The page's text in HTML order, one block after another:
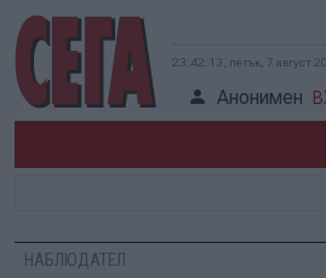
23:42:13, петък, 7 август
Анонимен
НАБЛЮДАТЕЛ